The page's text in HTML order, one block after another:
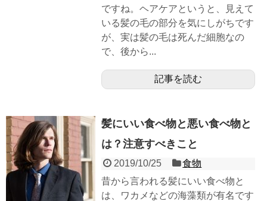
ですね。ヘアケアというと、見えて
いる髪の毛の部分を気にしがちです
が、実は髪の毛は死んだ細胞なの
で、後から...
記事を読む
髪にいい食べ物と悪い食べ物と
は？注意すべきこと
2019/10/25
食物
昔から言われる髪にいい食べ物と
は、ワカメなどの海藻類が有名です